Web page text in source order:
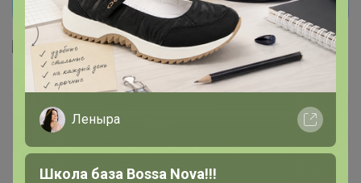
Золотой организатор
Леныра
Школа база Bossa Nova!!!